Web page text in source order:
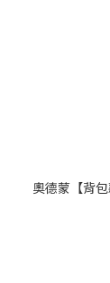
奧德蒙【背